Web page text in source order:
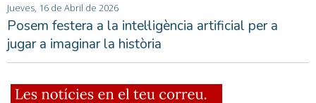
Jueves, 16 de Abril de 2026
Posem festera a la intel·ligència artificial per a
jugar a imaginar la història